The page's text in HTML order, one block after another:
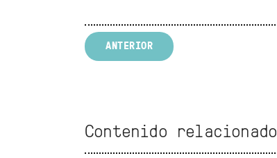
ANTERIOR
Contenido relacionado